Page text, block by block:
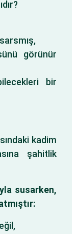
görünür
bir
kadim
şahitlik
susarken,